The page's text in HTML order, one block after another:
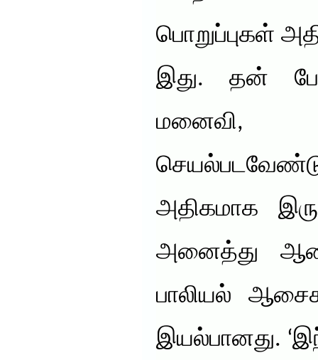
பொறுப்புகள்
இது. தன்
மனைவி,
அதிகமாக
அனைத்து
பாலியல்
இயல்பானது.